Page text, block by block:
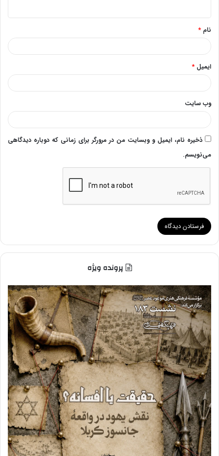
*
نام *
ایمیل *
وب‌ سایت
ذخیره نام، ایمیل و وبسایت من در مرورگر برای زمانی که دوباره دیدگاهی
می‌نویسم.
پرونده ویژه